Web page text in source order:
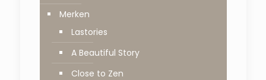
Merken
Lastories
A Beautiful Story
Close to Zen